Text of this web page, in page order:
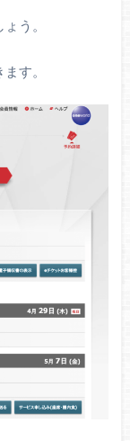
う。
す。